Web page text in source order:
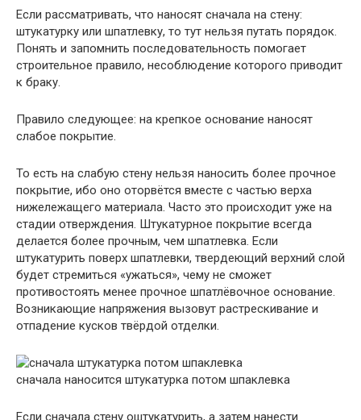
Если рассматривать, что наносят сначала на стену:
штукатурку или шпатлевку, то тут нельзя путать порядок.
Понять и запомнить последовательность помогает
строительное правило, несоблюдение которого приводит
к браку.
Правило следующее: на крепкое основание наносят
слабое покрытие.
То есть на слабую стену нельзя наносить более прочное
покрытие, ибо оно оторвётся вместе с частью верха
нижележащего материала. Часто это происходит уже на
стадии отверждения. Штукатурное покрытие всегда
делается более прочным, чем шпатлевка. Если
штукатурить поверх шпатлевки, твердеющий верхний слой
будет стремиться «ужаться», чему не сможет
противостоять менее прочное шпатлёвочное основание.
Возникающие напряжения вызовут растрескивание и
отпадение кусков твёрдой отделки.
сначала наносится штукатурка потом шпаклевка
Если сначала стену оштукатурить, а затем нанести